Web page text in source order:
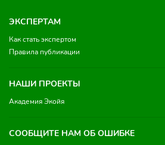
ЭКСПЕРТАМ
Как стать экспертом
Правила публикации
НАШИ ПРОЕКТЫ
Академия Экойя
СООБЩИТЕ НАМ ОБ ОШИБКЕ